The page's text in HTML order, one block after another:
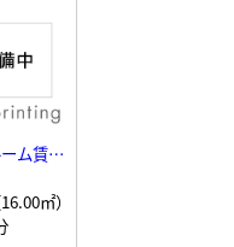
田無のワンルーム賃貸マンション
㎡）